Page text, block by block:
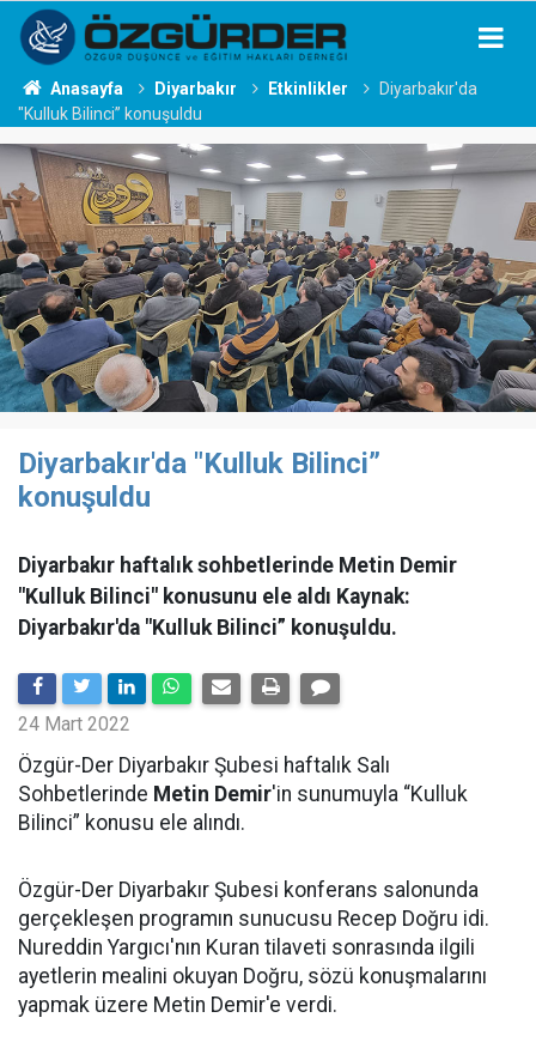
Anasayfa Diyarbakır Etkinlikler
Diyarbakır'da
"Kulluk Bilinci” konuşuldu
Diyarbakır'da "Kulluk Bilinci”
konuşuldu
Diyarbakır haftalık sohbetlerinde Metin Demir
"Kulluk Bilinci" konusunu ele aldı Kaynak:
Diyarbakır'da "Kulluk Bilinci” konuşuldu.
24 Mart 2022
Özgür-Der Diyarbakır Şubesi haftalık Salı
Sohbetlerinde Metin Demir'in sunumuyla “Kulluk
Bilinci” konusu ele alındı.
Özgür-Der Diyarbakır Şubesi konferans salonunda
gerçekleşen programın sunucusu Recep Doğru idi.
Nureddin Yargıcı'nın Kuran tilaveti sonrasında ilgili
ayetlerin mealini okuyan Doğru, sözü konuşmalarını
yapmak üzere Metin Demir'e verdi.